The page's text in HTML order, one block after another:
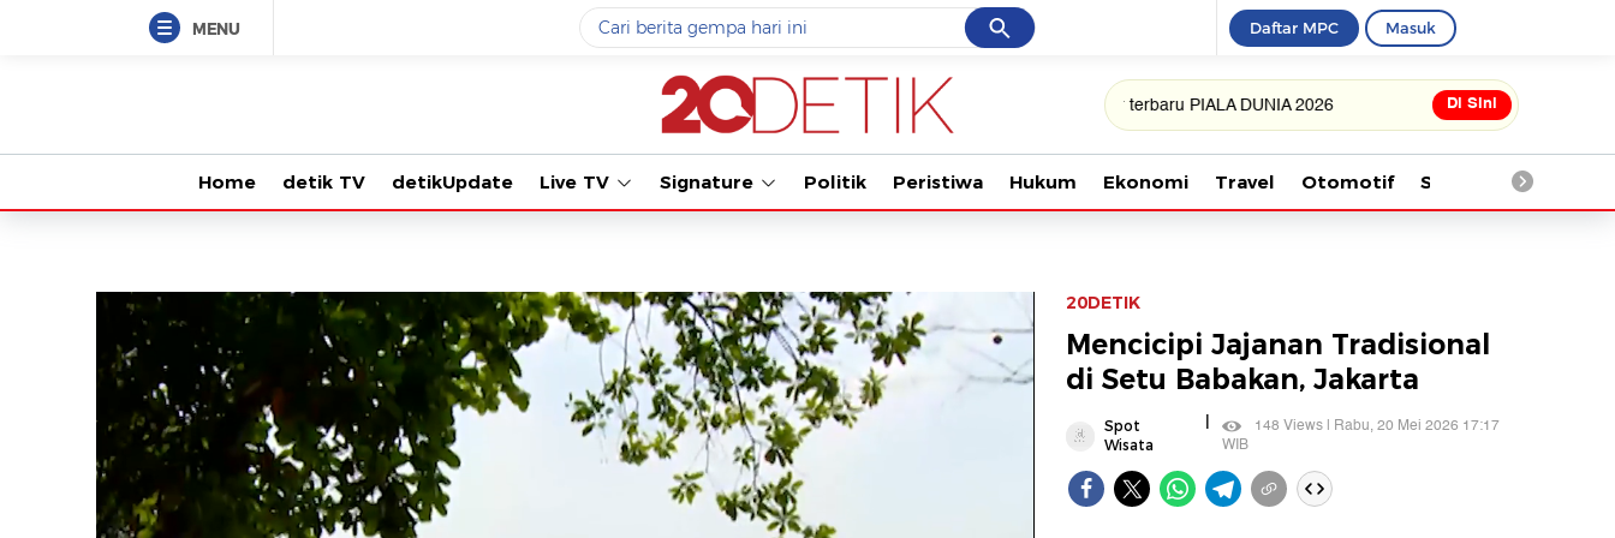
MENU Cancel
Yang sedang ramai dicari
data live draw sgp
#3prabowo
#5gempa hari ini
Promoted
Terakhir yang dicari
Loading...
Daftar MPC Masuk
Tonton kabar terbaru PIALA DUNIA 2026 Di Sini
Home detik TV detikUpdate Live TV Signature Politik Peristiwa Hukum Ekonomi Travel Otomotif Saintek
20DETIK
Mencicipi Jajanan Tradisional
di Setu Babakan, Jakarta
Spot
Wisata
|
148 Views | Rabu, 20 Mei 2026 17:17
WIB